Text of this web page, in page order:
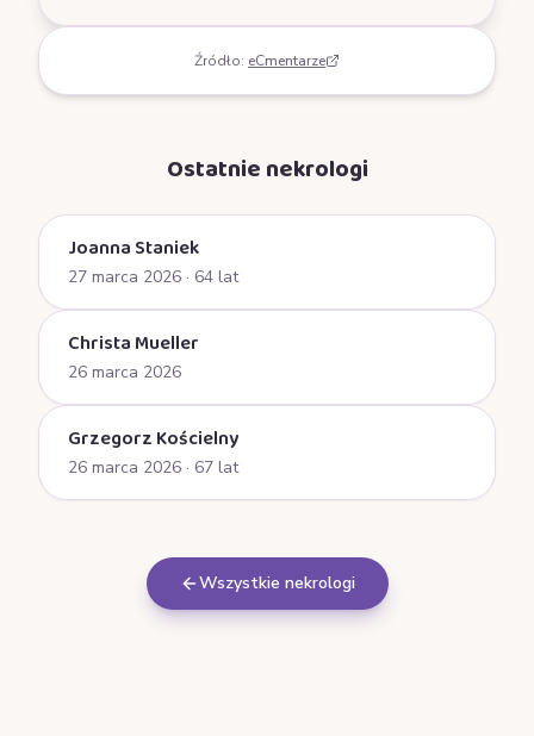
Źródło: eCmentarze
Ostatnie nekrologi
Joanna Staniek
27 marca 2026 · 64 lat
Christa Mueller
26 marca 2026
Grzegorz Kościelny
26 marca 2026 · 67 lat
Wszystkie nekrologi